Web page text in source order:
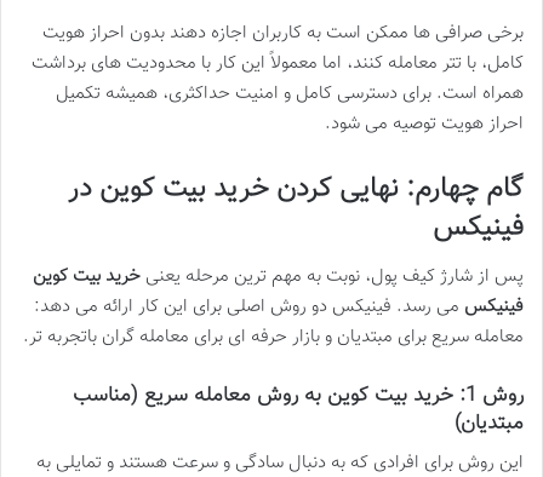
برخی صرافی ها ممکن است به کاربران اجازه دهند بدون احراز هویت
کامل، با تتر معامله کنند، اما معمولاً این کار با محدودیت های برداشت
همراه است. برای دسترسی کامل و امنیت حداکثری، همیشه تکمیل
احراز هویت توصیه می شود.
گام چهارم: نهایی کردن خرید بیت کوین در
فینیکس
پس از شارژ کیف پول، نوبت به مهم ترین مرحله یعنی خرید بیت کوین
فینیکس می رسد. فینیکس دو روش اصلی برای این کار ارائه می دهد:
معامله سریع برای مبتدیان و بازار حرفه ای برای معامله گران باتجربه تر.
روش 1: خرید بیت کوین به روش معامله سریع (مناسب
مبتدیان)
این روش برای افرادی که به دنبال سادگی و سرعت هستند و تمایلی به